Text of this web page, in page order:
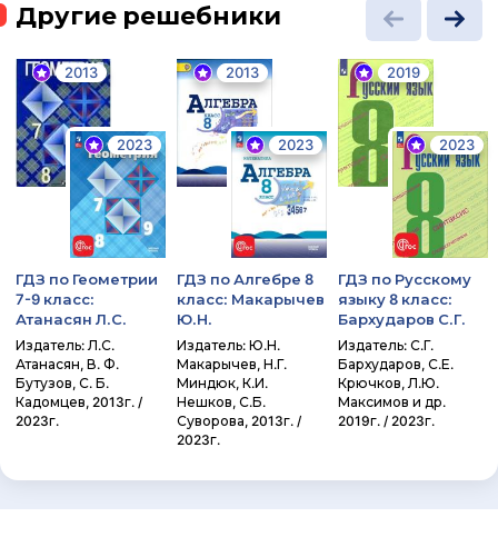
Другие решебники
2013
2023
ГДЗ по Геометрии
7-9 класс:
Атанасян Л.С.
Издатель: Л.С.
Атанасян, В. Ф.
Бутузов, С. Б.
Кадомцев, 2013г. /
2023г.
2013
2023
ГДЗ по Алгебре 8
класс: Макарычев
Ю.Н.
Издатель: Ю.Н.
Макарычев, Н.Г.
Миндюк, К.И.
Нешков, С.Б.
Суворова, 2013г. /
2023г.
2019
2023
ГДЗ по Русскому
языку 8 класс:
Бархударов С.Г.
Издатель: С.Г.
Бархударов, С.Е.
Крючков, Л.Ю.
Максимов и др.
2019г. / 2023г.